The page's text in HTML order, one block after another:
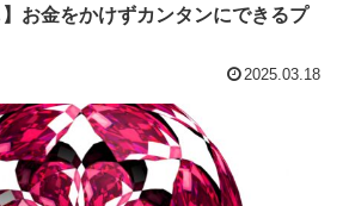
】お金をかけずカンタンにできるプ
2025.03.18